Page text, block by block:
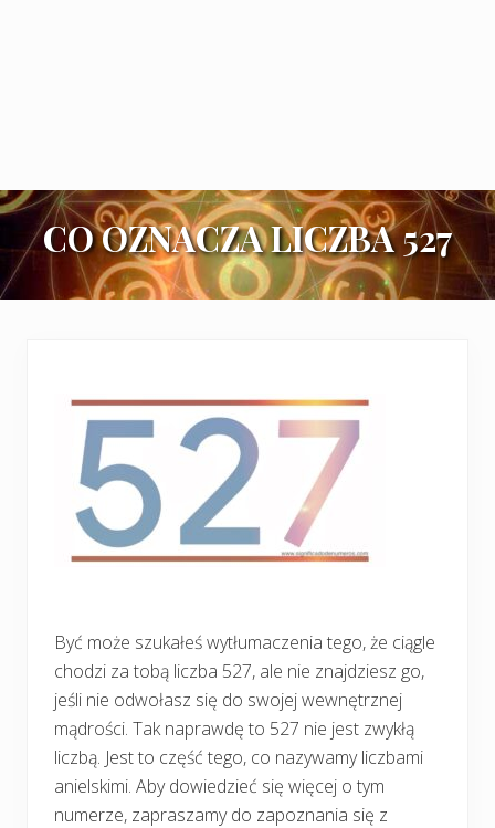
CO OZNACZA LICZBA 527
Być może szukałeś wytłumaczenia tego, że ciągle
chodzi za tobą liczba 527, ale nie znajdziesz go,
jeśli nie odwołasz się do swojej wewnętrznej
mądrości. Tak naprawdę to 527 nie jest zwykłą
liczbą. Jest to część tego, co nazywamy liczbami
anielskimi. Aby dowiedzieć się więcej o tym
numerze, zapraszamy do zapoznania się z